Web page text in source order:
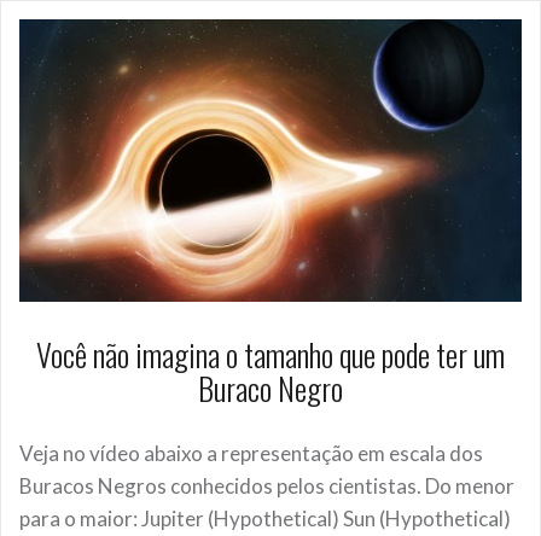
Você não imagina o tamanho que pode ter um
Buraco Negro
Veja no vídeo abaixo a representação em escala dos
Buracos Negros conhecidos pelos cientistas. Do menor
para o maior: Jupiter (Hypothetical) Sun (Hypothetical)